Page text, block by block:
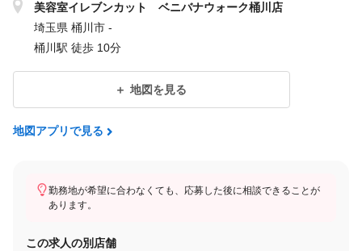
美容室イレブンカット ベニバナウォーク桶川店
埼玉県 桶川市 -
桶川駅 徒歩 10分
地図を見る
地図アプリで見る
勤務地が希望に合わなくても、応募した後に相談できることが
あります。
この求人の別店舗